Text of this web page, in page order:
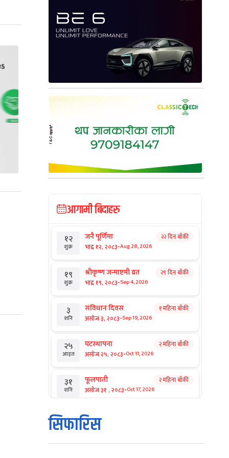
आगामी बिदाहरु
१२
शुक्र
जनै पूर्णिमा
भाद्र १२, २०८३-Aug 28, 2026
२२ दिन बाँकी
१९
शुक्र
श्रीकृष्ण जन्माष्टमी व्रत
भाद्र १९, २०८३-Sep 4, 2026
२९ दिन बाँकी
३
शनि
संविधान दिवस
असोज ३, २०८३-Sep 19, 2026
१ महिना बाँकी
२५
आइत
घटस्थापना
असोज २५, २०८३-Oct 11, 2026
२ महिना बाँकी
३१
शनि
फूलपाती
असोज ३१ , २०८३-Oct 17, 2026
२ महिना बाँकी
१
आइत
कार्तिक सङ्क्रान्ति
कार्तिक १, २०८३
सिफारिस